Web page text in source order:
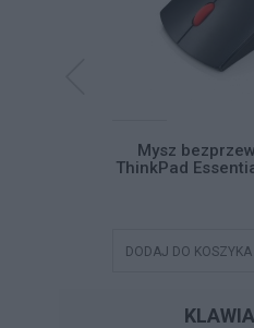
Mysz
ThinkPad
DODAJ DO KOSZYKA